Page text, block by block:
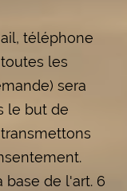
téléphone
les
sera
le but de
base de l'art. 6